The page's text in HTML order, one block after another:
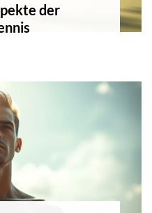
der